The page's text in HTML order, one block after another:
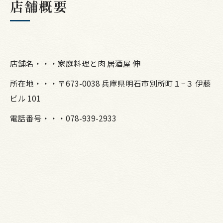
店舗概要
店舗名・・・家庭料理と肉 居酒屋 伸
所在地・・・〒673-0038 兵庫県明石市別所町１−３ 伊藤
ビル 101
電話番号・・・078-939-2933